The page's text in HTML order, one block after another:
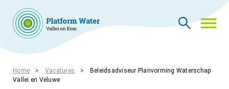
THEMA’S
NIEUWS
Home Vacatures
Beleidsadviseur Planvorming Waterschap
Vallei en Veluwe